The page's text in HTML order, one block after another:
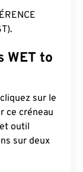
WET to
sur le
ce créneau
outil
sur deux